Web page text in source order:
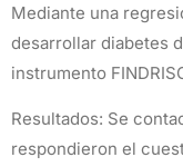
Mediante una
desarrollar diabetes
instrumento
Resultados: Se
respondieron el